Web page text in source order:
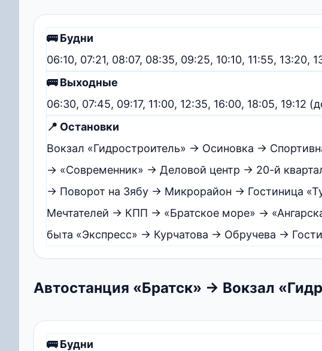
🚌 Будни
06:10, 07:21, 08:07, 08:35, 09:25, 10:10, 11:55, 13:20,
🚌 Выходные
06:30, 07:45, 09:17, 11:00, 12:35, 16:00, 18:05, 19:12
📍 Остановки
Вокзал «Гидростроитель» → Осиновка →
→ «Современник» → Деловой центр → 20-й
→ Поворот на Зябу → Микрорайон → Гостиница
Мечтателей → КПП → «Братское море» →
быта «Экспресс» → Курчатова → Обручева →
Автостанция «Братск» → Вокзал
🚌 Будни